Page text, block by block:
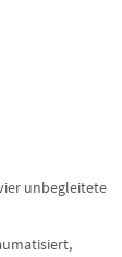
unbegleitete